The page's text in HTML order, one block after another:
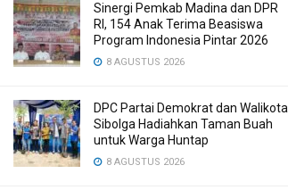
Sinergi Pemkab Madina dan DPR
RI, 154 Anak Terima Beasiswa
Program Indonesia Pintar 2026
8 AGUSTUS 2026
DPC Partai Demokrat dan Walikota
Sibolga Hadiahkan Taman Buah
untuk Warga Huntap
8 AGUSTUS 2026